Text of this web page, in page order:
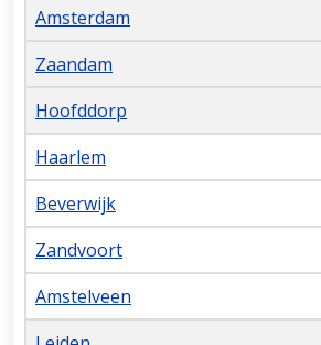
Amsterdam
Zaandam
Hoofddorp
Haarlem
Beverwijk
Zandvoort
Amstelveen